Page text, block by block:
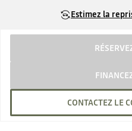
Estimez la
CONTACTEZ LE